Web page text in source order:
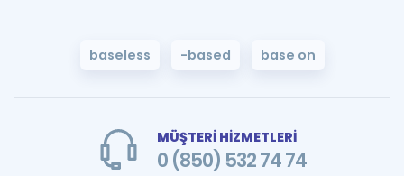
baseless -based base on
MÜŞTERİ HİZMETLERİ
0 (850) 532 74 74